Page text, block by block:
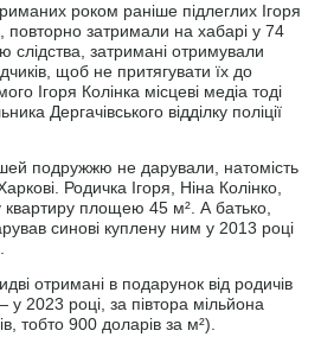
роком раніше підлеглих Ігоря
повторно затримали на хабарі у 74
слідства, затримані отримували
щоб не притягувати їх до
Ігоря Колінка місцеві медіа тоді
Дергачівського відділку поліції
подружжю не дарували, натомість
Родичка Ігоря, Ніна Колінко,
квартиру площею 45 м². А батько,
синові куплену ним у 2013 році
отримані в подарунок від родичів
2023 році, за півтора мільйона
тобто 900 доларів за м²).